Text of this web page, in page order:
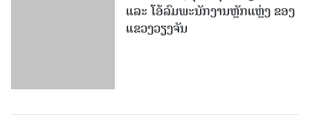
ແລະ ໂອ້ລົມພະນັກງານຫຼັກແຫຼ່ງ ຂອງ
ແຂວງວຽງຈັນ